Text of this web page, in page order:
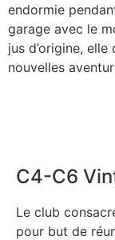
endormie
garage avec le
jus d’origine,
nouvelles
C4-C6
Le club
pour but de